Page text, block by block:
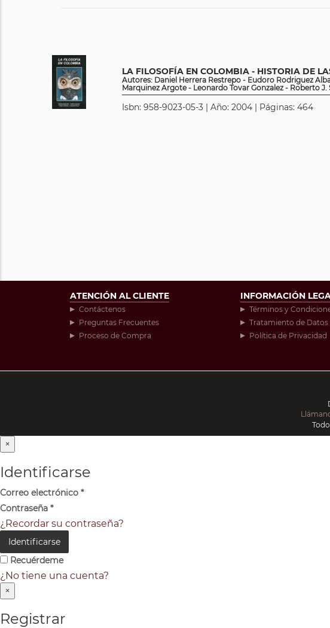
LA FILOSOFÍA EN COLOMBIA - HISTORIA DE
Autores: Daniel Herrera Restrepo - Eudoro Rodriguez
Marquinez Argote - Leonardo Tovar Gonzalez - Roberto J.
Isbn: 958-9023-05-3 | Año: 2004 | Páginas: 464
ATENCIÓN AL CLIENTE
Contáctenos
Preguntas Frecuentes
Proceso de Compra
INFORMACIÓN
Términos y
Tratamiento de Datos
Política de Privacidad
×
Identificarse
Correo electrónico *
Contraseña *
¿Recordar su contraseña?
Identificarse
Recuérdeme
¿No tiene una cuenta?
×
Registrar